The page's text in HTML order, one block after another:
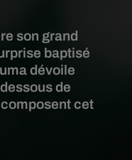
son grand
baptisé
dévoile
de
cet